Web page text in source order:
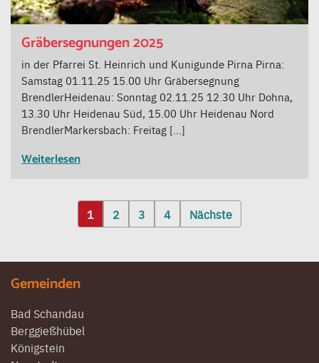
Gräbersegnungen 2025
in der Pfarrei St. Heinrich und Kunigunde Pirna Pirna:
Samstag 01.11.25 15.00 Uhr Gräbersegnung
BrendlerHeidenau: Sonntag 02.11.25 12.30 Uhr Dohna,
13.30 Uhr Heidenau Süd, 15.00 Uhr Heidenau Nord
BrendlerMarkersbach: Freitag […]
Weiterlesen
Seitennummerierung
der
Beiträge
1 2 3 4 Nächste
Gemeinden
Bad Schandau
Berggießhübel
Königstein